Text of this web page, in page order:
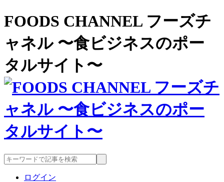
FOODS CHANNEL フーズチ
ャネル 〜食ビジネスのポー
タルサイト〜
ログイン